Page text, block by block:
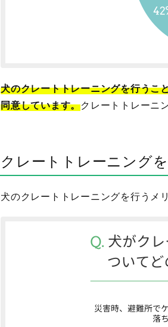
犬のクレートトレーニングを行うこ
同意しています。クレートトレーニ
クレートトレーニング
犬のクレートトレーニングを行うメ